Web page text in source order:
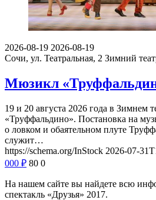
2026-08-19 2026-08-19
Сочи, ул. Театральная, 2 Зимний
Мюзикл
19 и 20 августа 2026 года в Зимнем
«Труффальдино». Постановка на
о ловком и обаятельном плуте
служит…
https://schema.org/InStock 2026-07-
000 ₽ 80 0
На нашем сайте вы найдете всю
спектакль «Друзья» 2017.